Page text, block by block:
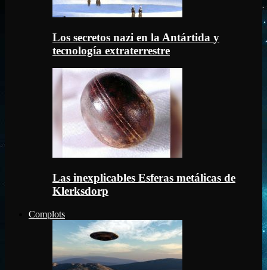
Los secretos nazi en la Antártida y
tecnología extraterrestre
Las inexplicables Esferas metálicas de
Klerksdorp
Complots